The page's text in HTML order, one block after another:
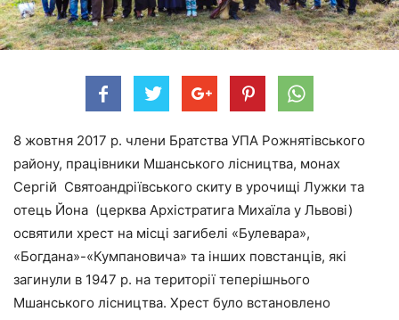
8 жовтня 2017 р. члени Братства УПА Рожнятівського
району, працівники Мшанського лісництва, монах
Сергій Святоандріївського скиту в урочищі Лужки та
отець Йона (церква Архістратига Михаїла у Львові)
освятили хрест на місці загибелі «Булевара»,
«Богдана»-«Кумпановича» та інших повстанців, які
загинули в 1947 р. на території теперішнього
Мшанського лісництва. Хрест було встановлено